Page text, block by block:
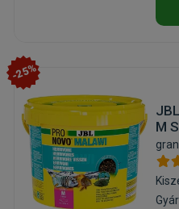
-25%
M